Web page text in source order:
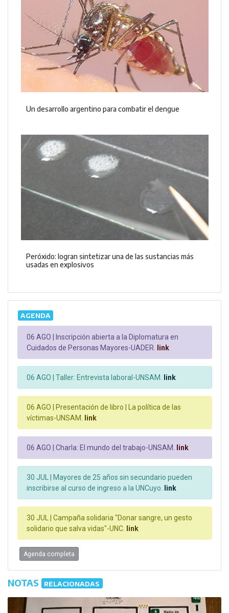
Un desarrollo argentino para combatir el dengue
Peróxido: logran sintetizar una de las sustancias más
usadas en explosivos
AGENDA
06 AGO | Inscripción abierta a la Diplomatura en
Cuidados de Personas Mayores-UADER. link
06 AGO | Taller: Entrevista laboral-UNSAM. link
06 AGO | Presentación de libro | La política de las
víctimas-UNSAM. link
06 AGO | Charla: El mundo del trabajo-UNSAM. link
30 JUL | Mayores de 25 años sin secundario pueden
inscribirse al curso de ingreso a la UNCuyo. link
30 JUL | Campaña solidaria "Donar sangre, un gesto
solidario que salva vidas"-UNC. link
Agenda completa
NOTAS RELACIONADAS